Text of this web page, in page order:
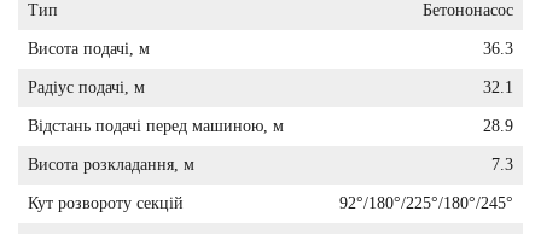
Тип Бетононасос
Висота подачі, м 36.3
Радіус подачі, м 32.1
Відстань подачі перед машиною, м 28.9
Висота розкладання, м 7.3
Кут розвороту секцій 92°/180°/225°/180°/245°